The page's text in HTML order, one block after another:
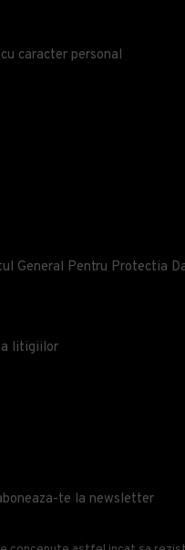
caracter personal
General Pentru Protectia
a litigiilor
te la newsletter